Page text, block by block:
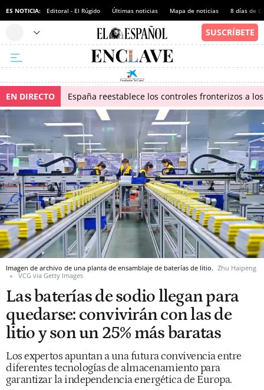
ES NOTICIA: Editoral - El Rúgido Últimas noticias Mapa de noticias 8 días de
EN DIRECTO España reestablece los controles fronterizos a
Imagen de archivo de una planta de ensamblaje de baterías de litio. Zhu Haipeng
VCG via Getty Images
Las baterías de sodio llegan para
quedarse: convivirán con las de
litio y son un 25% más baratas
Los expertos apuntan a una futura convivencia entre
diferentes tecnologías de almacenamiento para
garantizar la independencia energética de Europa.